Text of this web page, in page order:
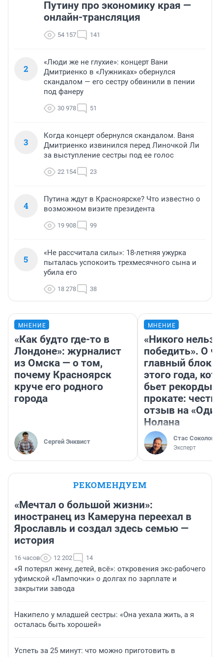
Путину про экономику края —
онлайн-трансляция
54 157 141
2
«Люди же не глухие»: концерт Вани
Дмитриенко в «Лужниках» обернулся
скандалом — его сестру обвинили в пении
под фанеру
30 978 51
3
Когда концерт обернулся скандалом. Ваня
Дмитриенко извинился перед Линочкой Ли
за выступление сестры под ее голос
22 154 23
4
Путина ждут в Красноярске? Что известно о
возможном визите президента
19 908 99
5
«Не рассчитала силы»: 18-летняя ужурка
пыталась успокоить трехмесячного сына и
убила его
18 278 38
МНЕНИЕ
«Как будто где-то в
Лондоне»: журналист
из Омска — о том,
почему Красноярск
круче его родного
города
Сергей Энквист
МНЕНИЕ
«Никого нельзя
победить». О
главный
этого года,
бьет рекорды в
прокате:
отзыв на
Нолана
Стас Соколов
Эксперт
РЕКОМЕНДУЕМ
«Мечтал о большой жизни»:
иностранец из Камеруна переехал в
Ярославль и создал здесь семью —
история
16 часов 12 202 14
«Я потерял жену, детей, всё»: откровения экс-рабочего
уфимской «Лампочки» о долгах по зарплате и
закрытии завода
Накипело у младшей сестры: «Она уехала жить, а я
осталась быть хорошей»
Успеть за 25 минут: что можно приготовить в